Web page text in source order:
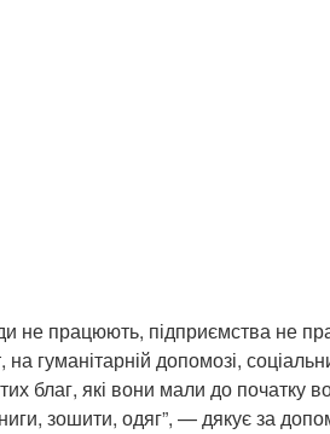
не працюють, підприємства не
на гуманітарній допомозі,
благ, які вони мали до початку
зошити, одяг”, — дякує за